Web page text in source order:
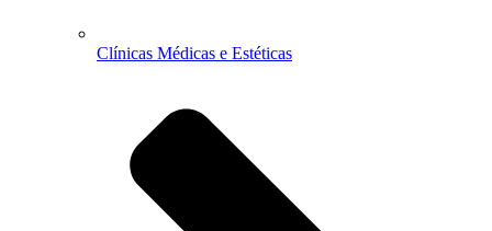
Clínicas Médicas e Estéticas